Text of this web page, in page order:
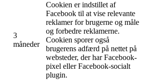
3
måneder
Cookien er indstillet af
Facebook til at vise relevante
reklamer for brugerne og måle
og forbedre reklamerne.
Cookien sporer også
brugerens adfærd på nettet på
websteder, der har Facebook-
pixel eller Facebook-socialt
plugin.